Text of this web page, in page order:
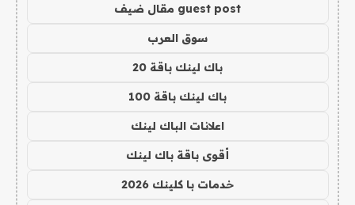
guest post مقال ضيف
سوق العرب
باك لينك باقة 20
باك لينك باقة 100
اعلانات الباك لينك
أقوى باقة باك لينك
خدمات با كلينك 2026